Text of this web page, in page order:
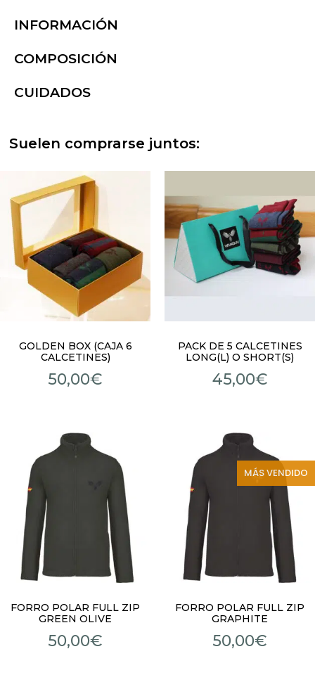
INFORMACIÓN
COMPOSICIÓN
CUIDADOS
Suelen comprarse juntos:
GOLDEN BOX (CAJA 6
CALCETINES)
50,00€
PACK DE 5 CALCETINES
LONG(L) O SHORT(S)
45,00€
FORRO POLAR FULL ZIP
GREEN OLIVE
50,00€
MÁS VENDIDO
FORRO POLAR FULL ZIP
GRAPHITE
50,00€